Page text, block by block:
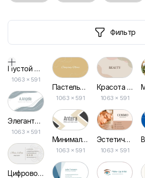
Фильтр
Пустой дизайн-макет
1063 × 591
Элегантная Визитка в Белых и Голубых Тонах
1063 × 591
Цифровой Создатель Бежевый Цветок Визитная Карточка
Пастельная Бежевоя Визитка для Салона Красоты
1063 × 591
Минималистичная Визитка в Белом и Коричневом Цветах
1063 × 591
Красота Магазин Эстетическая Визитка
1063 × 591
Эстетичная и Лаконичная Визитка для Салона Красоты
1063 × 591